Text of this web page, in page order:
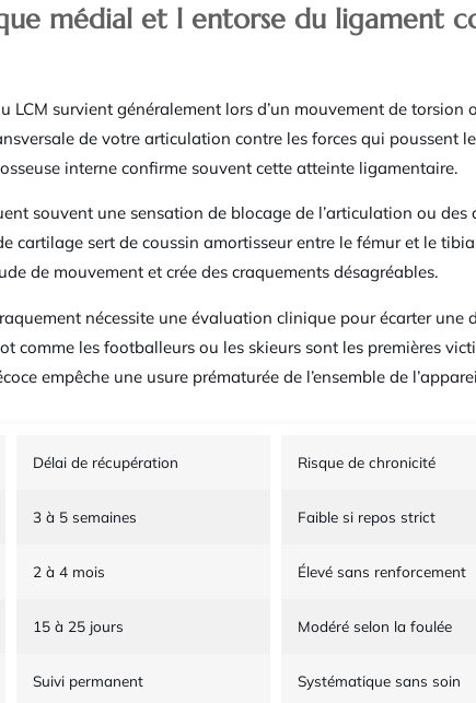
médial et l entorse du ligament
LCM survient généralement lors d’un mouvement de torsion
de votre articulation contre les forces qui poussent
interne confirme souvent cette atteinte ligamentaire.
souvent une sensation de blocage de l’articulation ou des
cartilage sert de coussin amortisseur entre le fémur et le
de mouvement et crée des craquements désagréables.
nécessite une évaluation clinique pour écarter une
comme les footballeurs ou les skieurs sont les premières
empêche une usure prématurée de l’ensemble de
Délai de récupération Risque de chronicité
3 à 5 semaines Faible si repos strict
2 à 4 mois Élevé sans renforcement
15 à 25 jours Modéré selon la foulée
Suivi permanent Systématique sans soin